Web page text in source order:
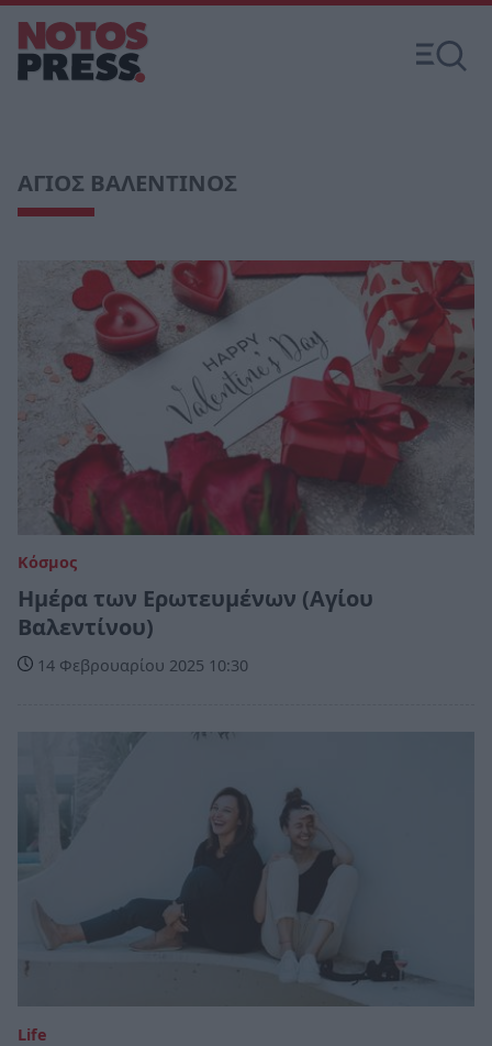
ΑΓΙΟΣ ΒΑΛΕΝΤΙΝΟΣ
Κόσμος
Ημέρα των Ερωτευμένων (Αγίου
Βαλεντίνου)
14 Φεβρουαρίου 2025 10:30
Life